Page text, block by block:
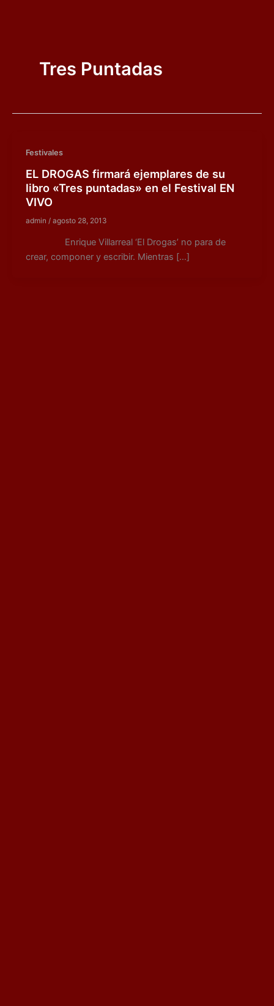
Tres Puntadas
Festivales
EL DROGAS firmará ejemplares de su
libro «Tres puntadas» en el Festival EN
VIVO
admin / agosto 28, 2013
Enrique Villarreal ‘El Drogas’ no para de
crear, componer y escribir. Mientras […]